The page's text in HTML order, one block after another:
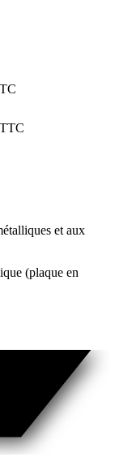
et aux
(plaque en